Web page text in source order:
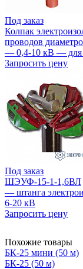
Под заказ
Колпак
проводов
— 0,4-10 кВ — для
Запросить цену
Под заказ
ШЭУФ-15-1-1,6ВЛ
— штанга
6-20 кВ
Запросить цену
Похожие товары
БК-25 мини (50 м)
БК-25 (50 м)